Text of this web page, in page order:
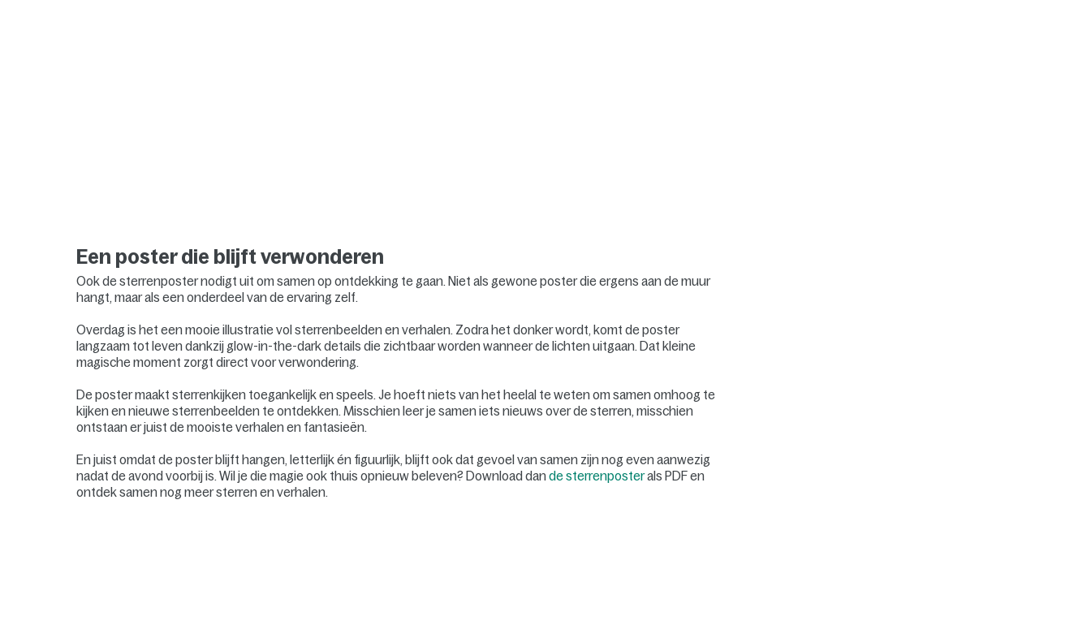
Een poster die blijft verwonderen
Ook de sterrenposter nodigt uit om samen op ontdekking te gaan. Niet als gewone poster die ergens aan de muur
hangt, maar als een onderdeel van de ervaring zelf.
Overdag is het een mooie illustratie vol sterrenbeelden en verhalen. Zodra het donker wordt, komt de poster
langzaam tot leven dankzij glow-in-the-dark details die zichtbaar worden wanneer de lichten uitgaan. Dat kleine
magische moment zorgt direct voor verwondering.
De poster maakt sterrenkijken toegankelijk en speels. Je hoeft niets van het heelal te weten om samen omhoog te
kijken en nieuwe sterrenbeelden te ontdekken. Misschien leer je samen iets nieuws over de sterren, misschien
ontstaan er juist de mooiste verhalen en fantasieën.
En juist omdat de poster blijft hangen, letterlijk én figuurlijk, blijft ook dat gevoel van samen zijn nog even aanwezig
nadat de avond voorbij is. Wil je die magie ook thuis opnieuw beleven? Download dande sterrenposterals PDF en
ontdek samen nog meer sterren en verhalen.